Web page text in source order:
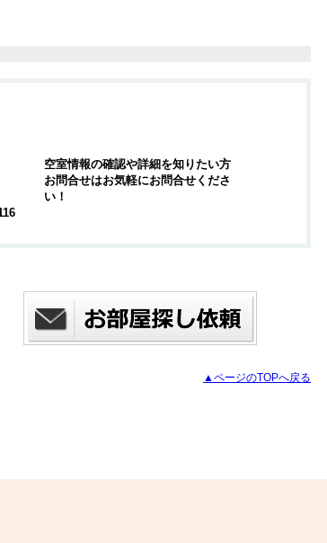
空室情報の確認や詳細を知りたい方
お問合せはお気軽にお問合せくださ
い！
▲ページのTOPへ戻る